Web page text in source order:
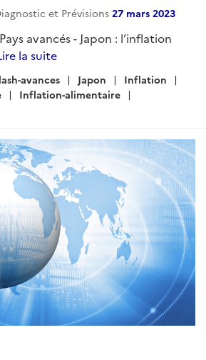
et Prévisions 27 mars 2023
avancés - Japon : l’inflation
la suite
avances Japon
Inflation
Inflation-alimentaire